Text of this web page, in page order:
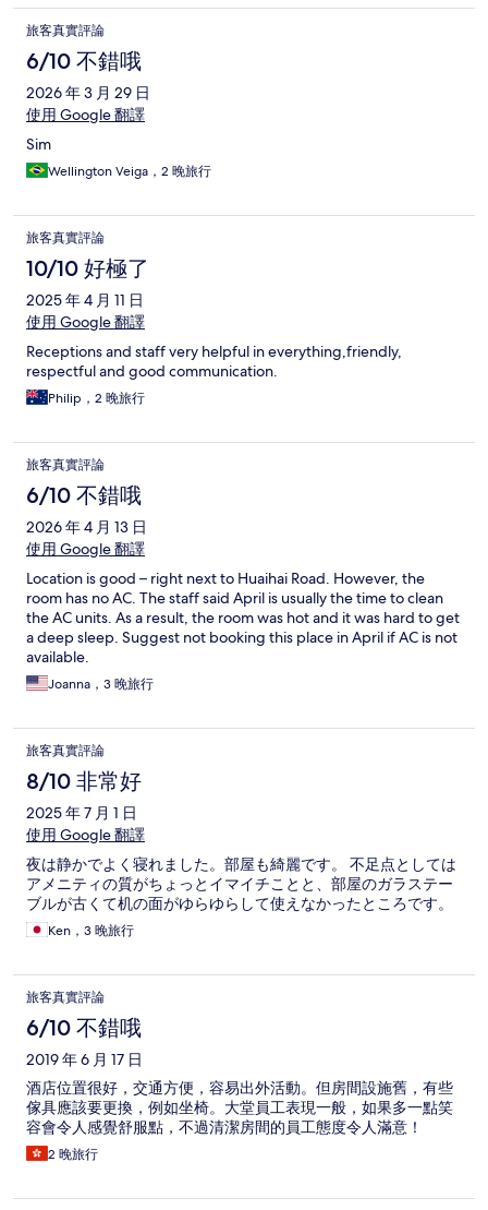
旅客真實評論
6/10 不錯哦
2026 年 3 月 29 日
使用 Google 翻譯
Sim
Wellington Veiga，2 晚旅行
旅客真實評論
10/10 好極了
2025 年 4 月 11 日
使用 Google 翻譯
Receptions and staff very helpful in everything,friendly,
respectful and good communication.
Philip，2 晚旅行
旅客真實評論
6/10 不錯哦
2026 年 4 月 13 日
使用 Google 翻譯
Location is good – right next to Huaihai Road. However, the
room has no AC. The staff said April is usually the time to clean
the AC units. As a result, the room was hot and it was hard to get
a deep sleep. Suggest not booking this place in April if AC is not
available.
Joanna，3 晚旅行
旅客真實評論
8/10 非常好
2025 年 7 月 1 日
使用 Google 翻譯
夜は静かでよく寝れました。部屋も綺麗です。 不足点としては
アメニティの質がちょっとイマイチことと、部屋のガラステー
ブルが古くて机の面がゆらゆらして使えなかったところです。
Ken，3 晚旅行
旅客真實評論
6/10 不錯哦
2019 年 6 月 17 日
酒店位置很好，交通方便，容易出外活動。但房間設施舊，有些
傢具應該要更換，例如坐椅。大堂員工表現一般，如果多一點笑
容會令人感覺舒服點，不過清潔房間的員工態度令人滿意！
2 晚旅行